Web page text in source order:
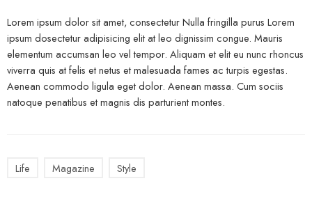
Lorem ipsum dolor sit amet, consectetur Nulla fringilla purus Lorem
ipsum dosectetur adipisicing elit at leo dignissim congue. Mauris
elementum accumsan leo vel tempor. Aliquam et elit eu nunc rhoncus
viverra quis at felis et netus et malesuada fames ac turpis egestas.
Aenean commodo ligula eget dolor. Aenean massa. Cum sociis
natoque penatibus et magnis dis parturient montes.
Life Magazine Style